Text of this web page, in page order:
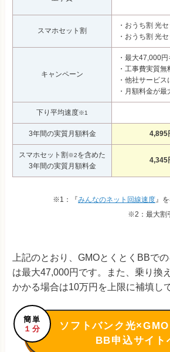
スマホセット割
・おうち割 光
・おうち割 光
キャンペーン
・最大47,000
・工事費実質
・他社サービ
・月額料金が
下り平均速度※1
3年間の実質月額料金 4,895
スマホセット割※2を含めた
3年間の実質月額料金
4,345
※1：『みんなのネット回線速度 』
※2：最大割
上記のとおり、GMOとくとくBBで
は最大47,000円です。また、乗り換
かかる場合は10万円を上限に補填し
簡単
１分
ソフトバンク光×GMO
BB申込サイト